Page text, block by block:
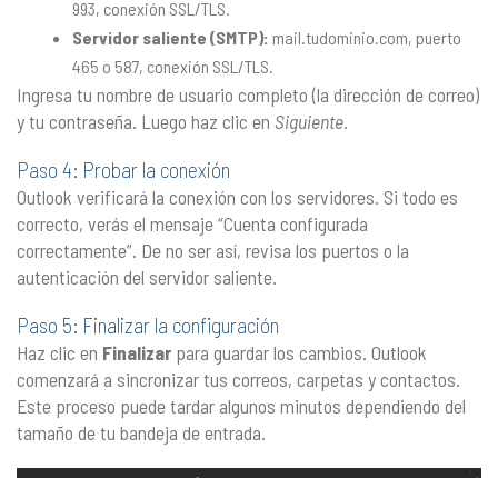
993, conexión SSL/TLS.
Servidor saliente (SMTP): mail.tudominio.com, puerto
465 o 587, conexión SSL/TLS.
Ingresa tu nombre de usuario completo (la dirección de correo)
y tu contraseña. Luego haz clic en Siguiente.
Paso 4: Probar la conexión
Outlook verificará la conexión con los servidores. Si todo es
correcto, verás el mensaje “Cuenta configurada
correctamente”. De no ser así, revisa los puertos o la
autenticación del servidor saliente.
Paso 5: Finalizar la configuración
Haz clic en Finalizar para guardar los cambios. Outlook
comenzará a sincronizar tus correos, carpetas y contactos.
Este proceso puede tardar algunos minutos dependiendo del
tamaño de tu bandeja de entrada.